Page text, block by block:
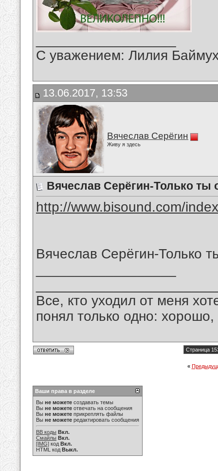
С уважением: Лилия
13.06.2017, 13:53
Вячеслав Серёгин
Живу я здесь
Вячеслав Серёгин-Только ты
http://www.bisound.com/
Вячеслав Серёгин-Только
Все, кто уходил от меня
понял только одно:
Страница
«
Ваши права в разделе
Вы не можете создавать темы
Вы не можете отвечать на сообщения
Вы не можете прикреплять файлы
Вы не можете редактировать сообщения
BB коды Вкл.
Смайлы Вкл.
[IMG] код Вкл.
HTML код Выкл.